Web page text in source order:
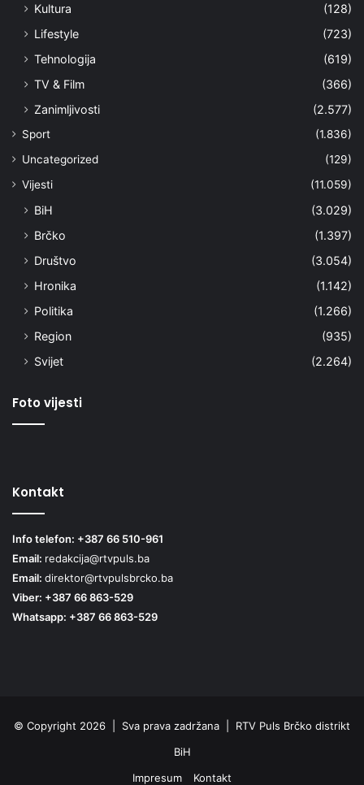
Kultura
(128)
Lifestyle
(723)
Tehnologija
(619)
TV & Film
(366)
Zanimljivosti
(2.577)
Sport
(1.836)
Uncategorized
(129)
Vijesti
(11.059)
BiH
(3.029)
Brčko
(1.397)
Društvo
(3.054)
Hronika
(1.142)
Politika
(1.266)
Region
(935)
Svijet
(2.264)
Foto vijesti
Kontakt
Info telefon: +387 66 510-961
Email: redakcija@rtvpuls.ba
Email: direktor@rtvpulsbrcko.ba
Viber: +387 66 863-529
Whatsapp: +387 66 863-529
© Copyright 2026 | Sva prava zadržana | RTV Puls Brčko distrikt
BiH
Impresum
Kontakt